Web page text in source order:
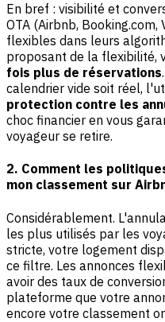
En bref : visibilité et
OTA (Airbnb,
flexibles dans leurs
proposant de la flexibilité,
fois plus de réservations
calendrier vide soit réel,
protection contre les
choc financier en vous
voyageur se retire.
2. Comment les
mon classement sur
Considérablement.
les plus utilisés par les
stricte, votre logement
ce filtre. Les annonces
avoir des taux de
plateforme que votre
encore votre classement